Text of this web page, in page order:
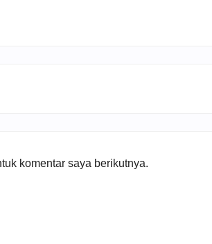
komentar saya berikutnya.